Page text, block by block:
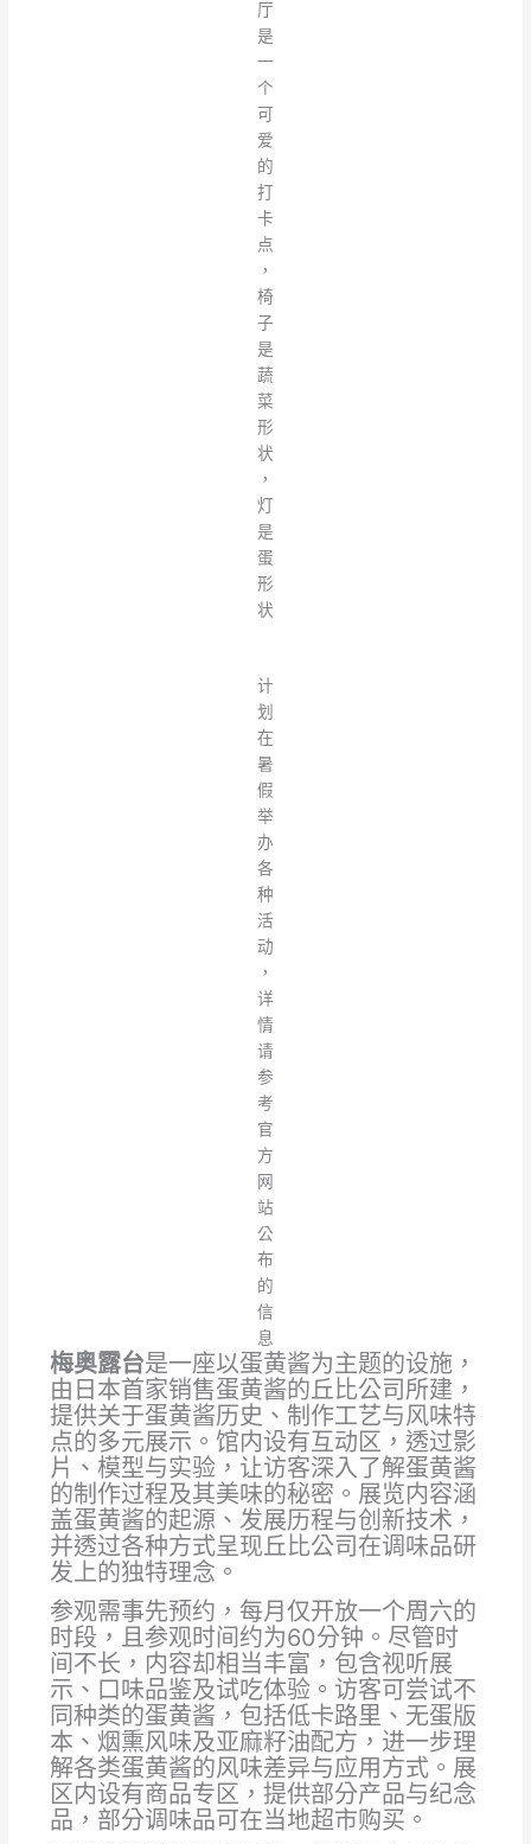
厅
是
一
个
可
爱
的
打
卡
点
，
椅
子
是
蔬
菜
形
状
，
灯
是
蛋
形
状
计
划
在
暑
假
举
办
各
种
活
动
，
详
情
请
参
考
官
方
网
站
公
布
的
信
息
梅奥露台是一座以蛋黄酱为主题的设施，
由日本首家销售蛋黄酱的丘比公司所建，
提供关于蛋黄酱历史、制作工艺与风味特
点的多元展示。馆内设有互动区，透过影
片、模型与实验，让访客深入了解蛋黄酱
的制作过程及其美味的秘密。展览内容涵
盖蛋黄酱的起源、发展历程与创新技术，
并透过各种方式呈现丘比公司在调味品研
发上的独特理念。
参观需事先预约，每月仅开放一个周六的
时段，且参观时间约为60分钟。尽管时
间不长，内容却相当丰富，包含视听展
示、口味品鉴及试吃体验。访客可尝试不
同种类的蛋黄酱，包括低卡路里、无蛋版
本、烟熏风味及亚麻籽油配方，进一步理
解各类蛋黄酱的风味差异与应用方式。展
区内设有商品专区，提供部分产品与纪念
品，部分调味品可在当地超市购买。